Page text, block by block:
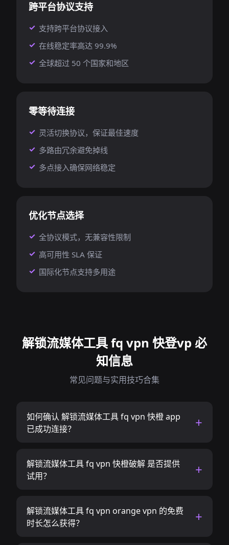
跨平台协议支持
支持跨平台协议接入
在线稳定率高达 99.9%
全球超过 50 个国家和地区
零等待连接
灵活切换协议，保证最佳速度
多路由冗余避免掉线
多点接入确保网络稳定
优化节点选择
全协议模式，无兼容性限制
高可用性 SLA 保证
国际化节点支持多用途
解锁流媒体工具 fq vpn 快登vp 必
知信息
常见问题与实用技巧合集
如何确认 解锁流媒体工具 fq vpn 快橙 app
已成功连接？
解锁流媒体工具 fq vpn 快橙破解 是否提供
试用？
解锁流媒体工具 fq vpn orange vpn 的免费
时长怎么获得？